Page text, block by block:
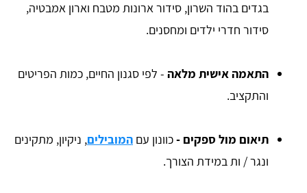
בגדים בהוד השרון, סידור ארונות מטבח וארון אמבטיה,
סידור חדרי ילדים ומחסנים.
התאמה אישית מלאה - לפי סגנון החיים, כמות הפריטים
והתקציב.
תיאום מול ספקים -כוונון עם המובילים, ניקיון, מתקינים
ונגר / ות במידת הצורך.